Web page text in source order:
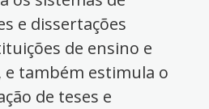
e dissertações
de ensino e
e também estimula o
de teses e